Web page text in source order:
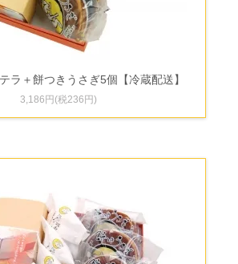
ラ＋餅つきうさぎ5個【冷蔵配送】
3,186円(税236円)